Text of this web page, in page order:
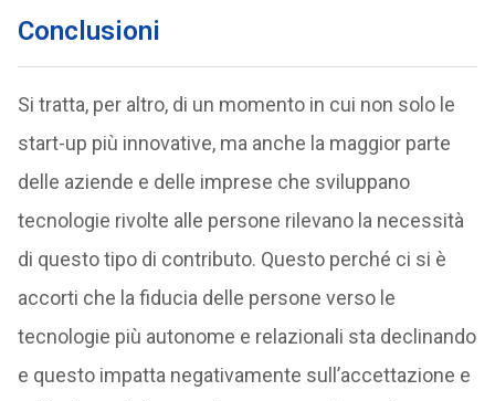
Conclusioni
Si tratta, per altro, di un momento in cui non solo le
start-up più innovative, ma anche la maggior parte
delle aziende e delle imprese che sviluppano
tecnologie rivolte alle persone rilevano la necessità
di questo tipo di contributo. Questo perché ci si è
accorti che la fiducia delle persone verso le
tecnologie più autonome e relazionali sta declinando
e questo impatta negativamente sull’accettazione e